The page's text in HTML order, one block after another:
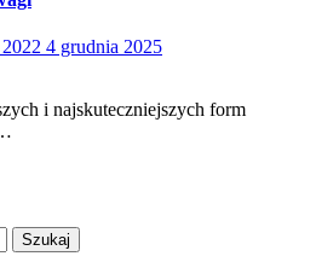
4 grudnia 2025
i najskuteczniejszych form